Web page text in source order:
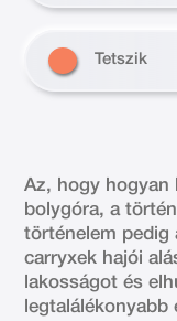
Tetszik
Az, hogy hogyan
bolygóra, a
történelem pedig
carryxek hajói
lakosságot és
legtalálékonyabb